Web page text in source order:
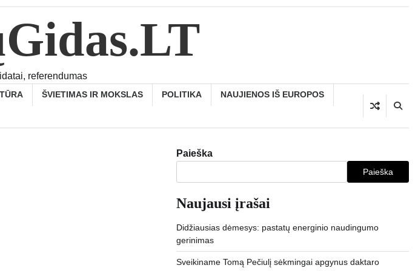
referendumas
ŠVIETIMAS IR MOKSLAS POLITIKA NAUJIENOS IŠ EUROPOS
Paieška
Paieška
Naujausi įrašai
Didžiausias dėmesys: pastatų energinio naudingumo
gerinimas
Sveikiname Tomą Pečiulį sėkmingai apgynus daktaro